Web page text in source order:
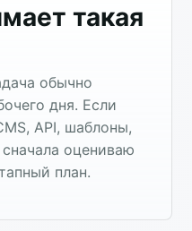
такая
обычно
дня. Если
API, шаблоны,
сначала оцениваю
план.